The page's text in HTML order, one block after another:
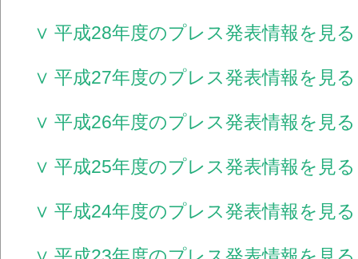
∨ 平成28年度のプレス発表情報を見る
∨ 平成27年度のプレス発表情報を見る
∨ 平成26年度のプレス発表情報を見る
∨ 平成25年度のプレス発表情報を見る
∨ 平成24年度のプレス発表情報を見る